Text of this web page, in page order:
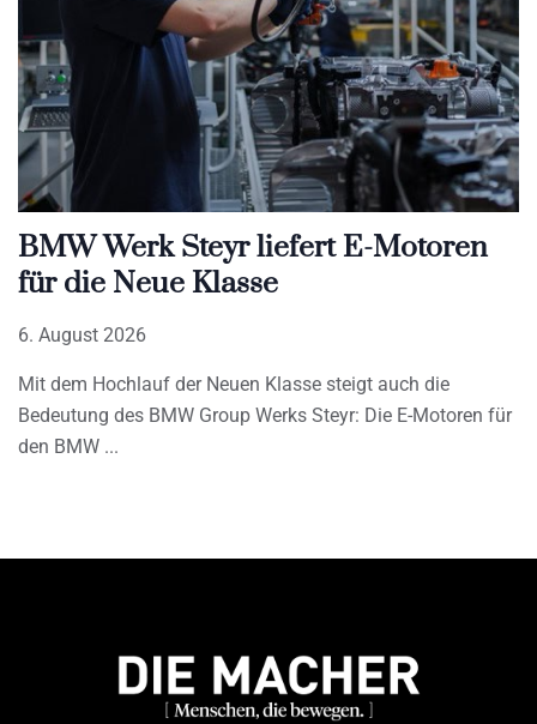
BMW Werk Steyr liefert E-Motoren
für die Neue Klasse
6. August 2026
Mit dem Hochlauf der Neuen Klasse steigt auch die
Bedeutung des BMW Group Werks Steyr: Die E-Motoren für
den BMW